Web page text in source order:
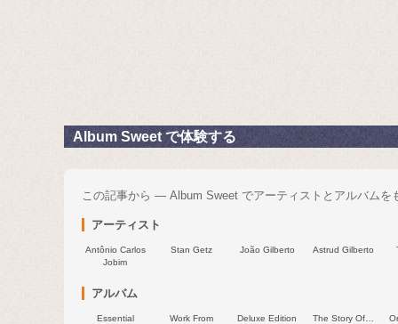
Album Sweet で体験する
この記事から — Album Sweet でアーティストとアルバムを
アーティスト
Antônio Carlos
Jobim
Stan Getz João Gilberto Astrud Gilberto
アルバム
Essential
Work From
Deluxe Edition
The Story Of…